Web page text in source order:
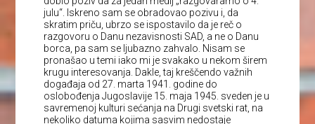
julu“. Iskreno sam se obradovao pozivu i, da
skratim priču, ubrzo se ispostavilo da je reč o
razgovoru o Danu nezavisnosti SAD, a ne o Danu
borca, pa sam se ljubazno zahvalo. Nisam se
pronašao u temi iako mi je svakako u nekom širem
krugu interesovanja. Dakle, taj kreščendo važnih
događaja od 27. marta 1941. godine do
oslobođenja Jugoslavije 15. maja 1945. sveden je u
savremenoj kulturi sećanja na Drugi svetski rat, na
nekoliko datuma kojima sasvim nedostaje